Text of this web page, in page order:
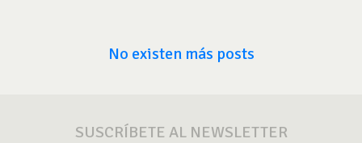
No existen más posts
SUSCRÍBETE AL NEWSLETTER